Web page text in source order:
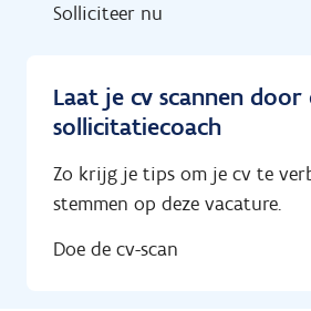
Solliciteer nu
Laat je cv scannen
sollicitatiecoach
Zo krijg je tips om je cv te
stemmen op deze vacature.
Doe de cv-scan